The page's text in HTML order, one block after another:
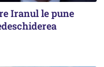
Iranul le pune